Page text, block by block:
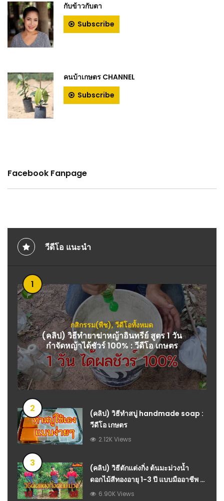
กับข้าวกับตา
Subscribe
คนบ้าเกษตร CHANNEL
Subscribe
Facebook Fanpage
วีดีโอ แนะนำ
1
กสิกรรม(พืช),วีดีโอทั้งหมด
(คลิป) วิธีทำยาฆ่าหญ้าอินทรีย์ สูตร 1 วัน
กำจัดหญ้าได้ชัวร์ 100% : วีดีโอ เกษตร
2
(คลิป) วิธีทำสบู่ handmade soap :
วีดีโอ เกษตร
2.12K Views
3
(คลิป) วิธีตักแต่งกิ่ง ต้นมะม่วงน้ำ
ดอกไม้สีทองอายุ 1-3 ปี แบบมืออาชีพ :
วีดีโอ เกษตร
6.90K Views